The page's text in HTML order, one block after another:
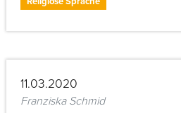
11.03.2020
Franziska Schmid